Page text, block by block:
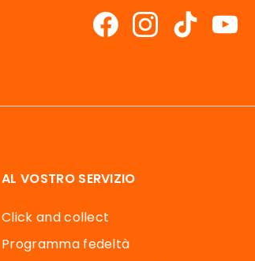
AL VOSTRO SERVIZIO
Click and collect
Programma fedeltà